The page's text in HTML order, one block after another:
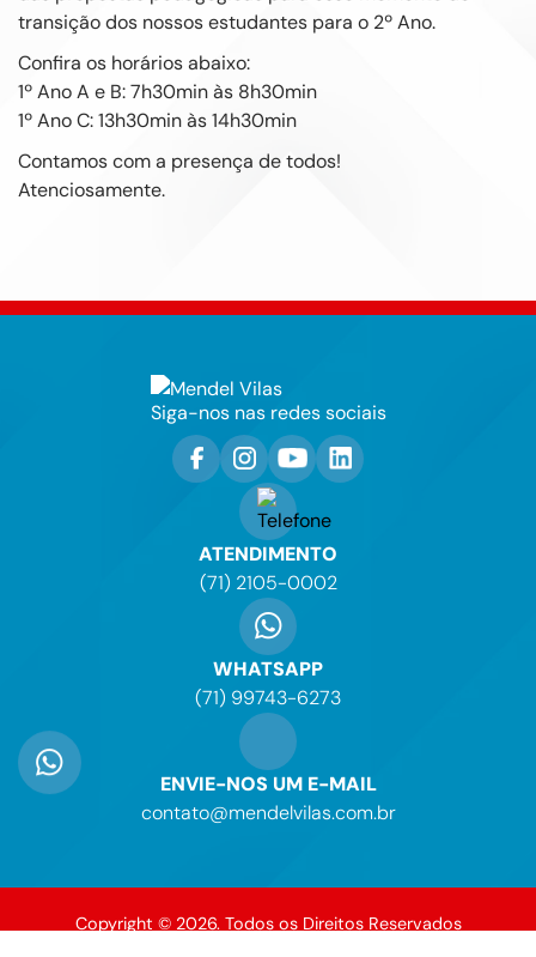
transição dos nossos estudantes para o 2º Ano.
Confira os horários abaixo:
1º Ano A e B: 7h30min às 8h30min
1º Ano C: 13h30min às 14h30min
Contamos com a presença de todos!
Atenciosamente.
ATENDIMENTO
(71) 2105-0002
WHATSAPP
(71) 99743-6273
ENVIE-NOS UM E-MAIL
contato@mendelvilas.com.br
Siga-nos nas redes sociais
Copyright © 2026. Todos os Direitos Reservados